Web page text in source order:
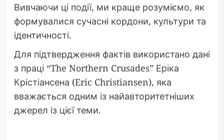
Вивчаючи ці події, ми краще розуміємо, як
формувалися сучасні кордони, культури та
ідентичності.
Для підтвердження фактів використано дані
з праці “The Northern Crusades” Еріка
Крістіансена (Eric Christiansen), яка
вважається одним із найавторитетніших
джерел із цієї теми.